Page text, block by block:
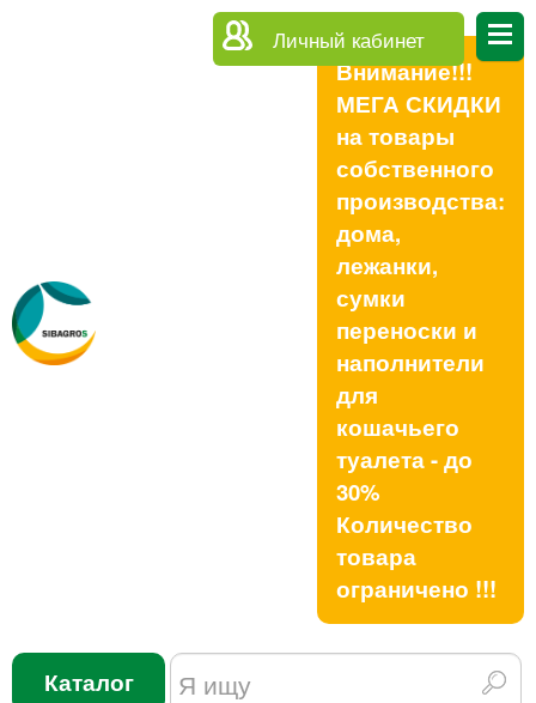
Личный кабинет
Внимание!!!
МЕГА СКИДКИ
на товары
собственного
производства:
дома,
лежанки,
сумки
переноски и
наполнители
для
кошачьего
туалета - до
30%
Количество
товара
ограничено !!!
Каталог